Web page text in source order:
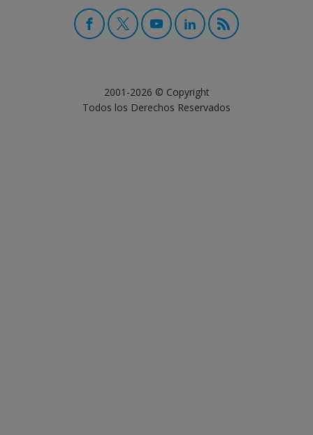
2001-2026 © Copyright
Todos los Derechos Reservados